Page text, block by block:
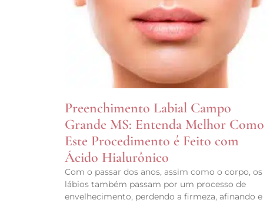
Preenchimento Labial Campo
Grande MS: Entenda Melhor Como
Este Procedimento é Feito com
Ácido Hialurônico
Com o passar dos anos, assim como o corpo, os
lábios também passam por um processo de
envelhecimento, perdendo a firmeza, afinando e